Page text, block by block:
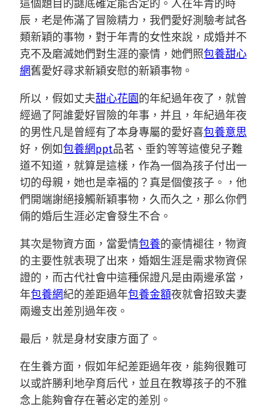
這個題目的謎底確定能否定的。人在年青的時
辰，老是佈滿了冒險精力，我們愛好測驗考試各
類新穎的事物，對于年青的女性來說，成婚并不
克不及磨滅她們對生涯的豪情，她們照包養甜心
網舊愛好尋求新穎安慰的新穎事物。
所以，假如丈夫甜心花園的年紀過年夜了，就曾
經過了阿誰愛好冒險的年事，并且，年紀過年夜
的男性凡是曾經有了本身專屬的愛好喜包養意思
好，例如包養網ppt品茗、垂釣等等這傻兒子難
道不知道，就算是這樣，作為一個為孩子付出一
切的母親，她也是幸福的？真是個傻孩子。，他
們開端謝絕接觸新穎事物，久而久之，那么你們
倆的婚后生涯必定會發生不合。
其次是物資方面，當愛情包養的豪情褪往，物資
的主要性就表現了出來，婚姻生涯是需求物資保
證的，而古代社會中這種保證凡是由兩邊承當，
年包養網紀的差距過年包養金額夜就會招致夫妻
兩邊支出差別過年夜。
最后，就是身材安康方面了。
在生養方面，假如年紀差距過年夜，能夠很難可
以或許勝利地孕育后代，並且在教導孩子的不雅
念上能夠會存在著必定的差別。